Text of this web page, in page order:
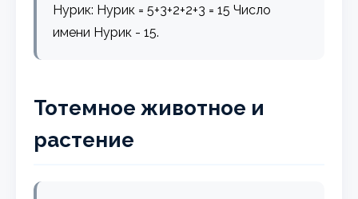
Нурик: Нурик = 5+3+2+2+3 = 15 Число
имени Нурик - 15.
Тотемное животное и
растение